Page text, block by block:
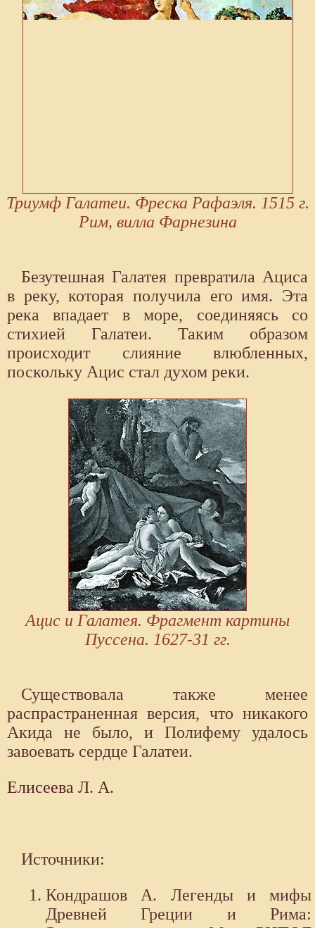
Триумф Галатеи. Фреска Рафаэля. 1515 г.
Рим, вилла Фарнезина
Безутешная Галатея превратила Ациса
в реку, которая получила его имя. Эта
река впадает в море, соединяясь со
стихией Галатеи. Таким образом
происходит слияние влюбленных,
поскольку Ацис стал духом реки.
Ацис и Галатея. Фрагмент картины
Пуссена. 1627-31 гг.
Существовала также менее
распрастраненная версия, что никакого
Акида не было, и Полифему удалось
завоевать сердце Галатеи.
Елисеева Л. А.
Источники:
Кондрашов А. Легенды и мифы
Древней Греции и Рима: